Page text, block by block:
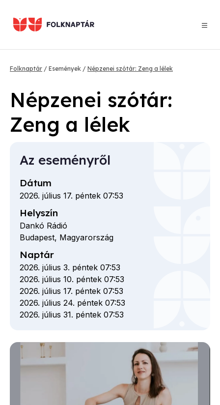
tartalomra
Morzsa
Folknaptár Események Népzenei szótár: Zeng a lélek
Népzenei szótár:
Zeng a lélek
Az eseményről
Dátum
2026. július 17. péntek 07:53
Helyszín
Dankó Rádió
Budapest, Magyarország
Naptár
2026. július 3. péntek 07:53
2026. július 10. péntek 07:53
2026. július 17. péntek 07:53
2026. július 24. péntek 07:53
2026. július 31. péntek 07:53